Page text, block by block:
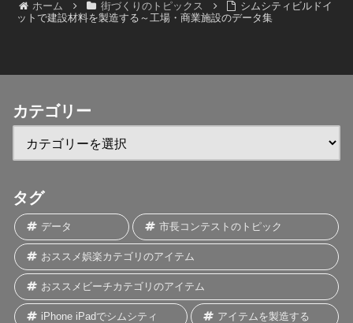
ホーム 街づくりのトピックス
シムシティビルドイ
ットで建設材料を製造する～工場・商業施設のデータ集
カテゴリー
タグ
データ 市長コンテストのトピック
おススメ娯楽カテゴリのアイテム
おススメビーチカテゴリのアイテム
iPhone iPadでシムシティ アイテムを製造する